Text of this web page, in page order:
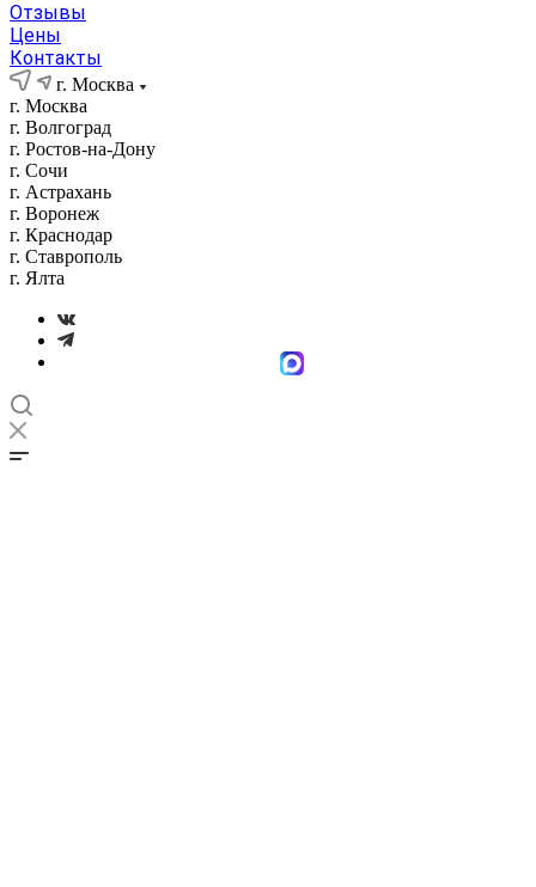
Отзывы
Цены
Контакты
г. Москва
г. Москва
г. Волгоград
г. Ростов-на-Дону
г. Сочи
г. Астрахань
г. Воронеж
г. Краснодар
г. Ставрополь
г. Ялта